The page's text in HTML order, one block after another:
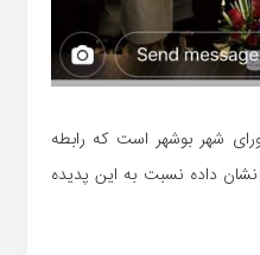
شهر بوشهر است که رابطه
نشان داده نسبت به این پدیده